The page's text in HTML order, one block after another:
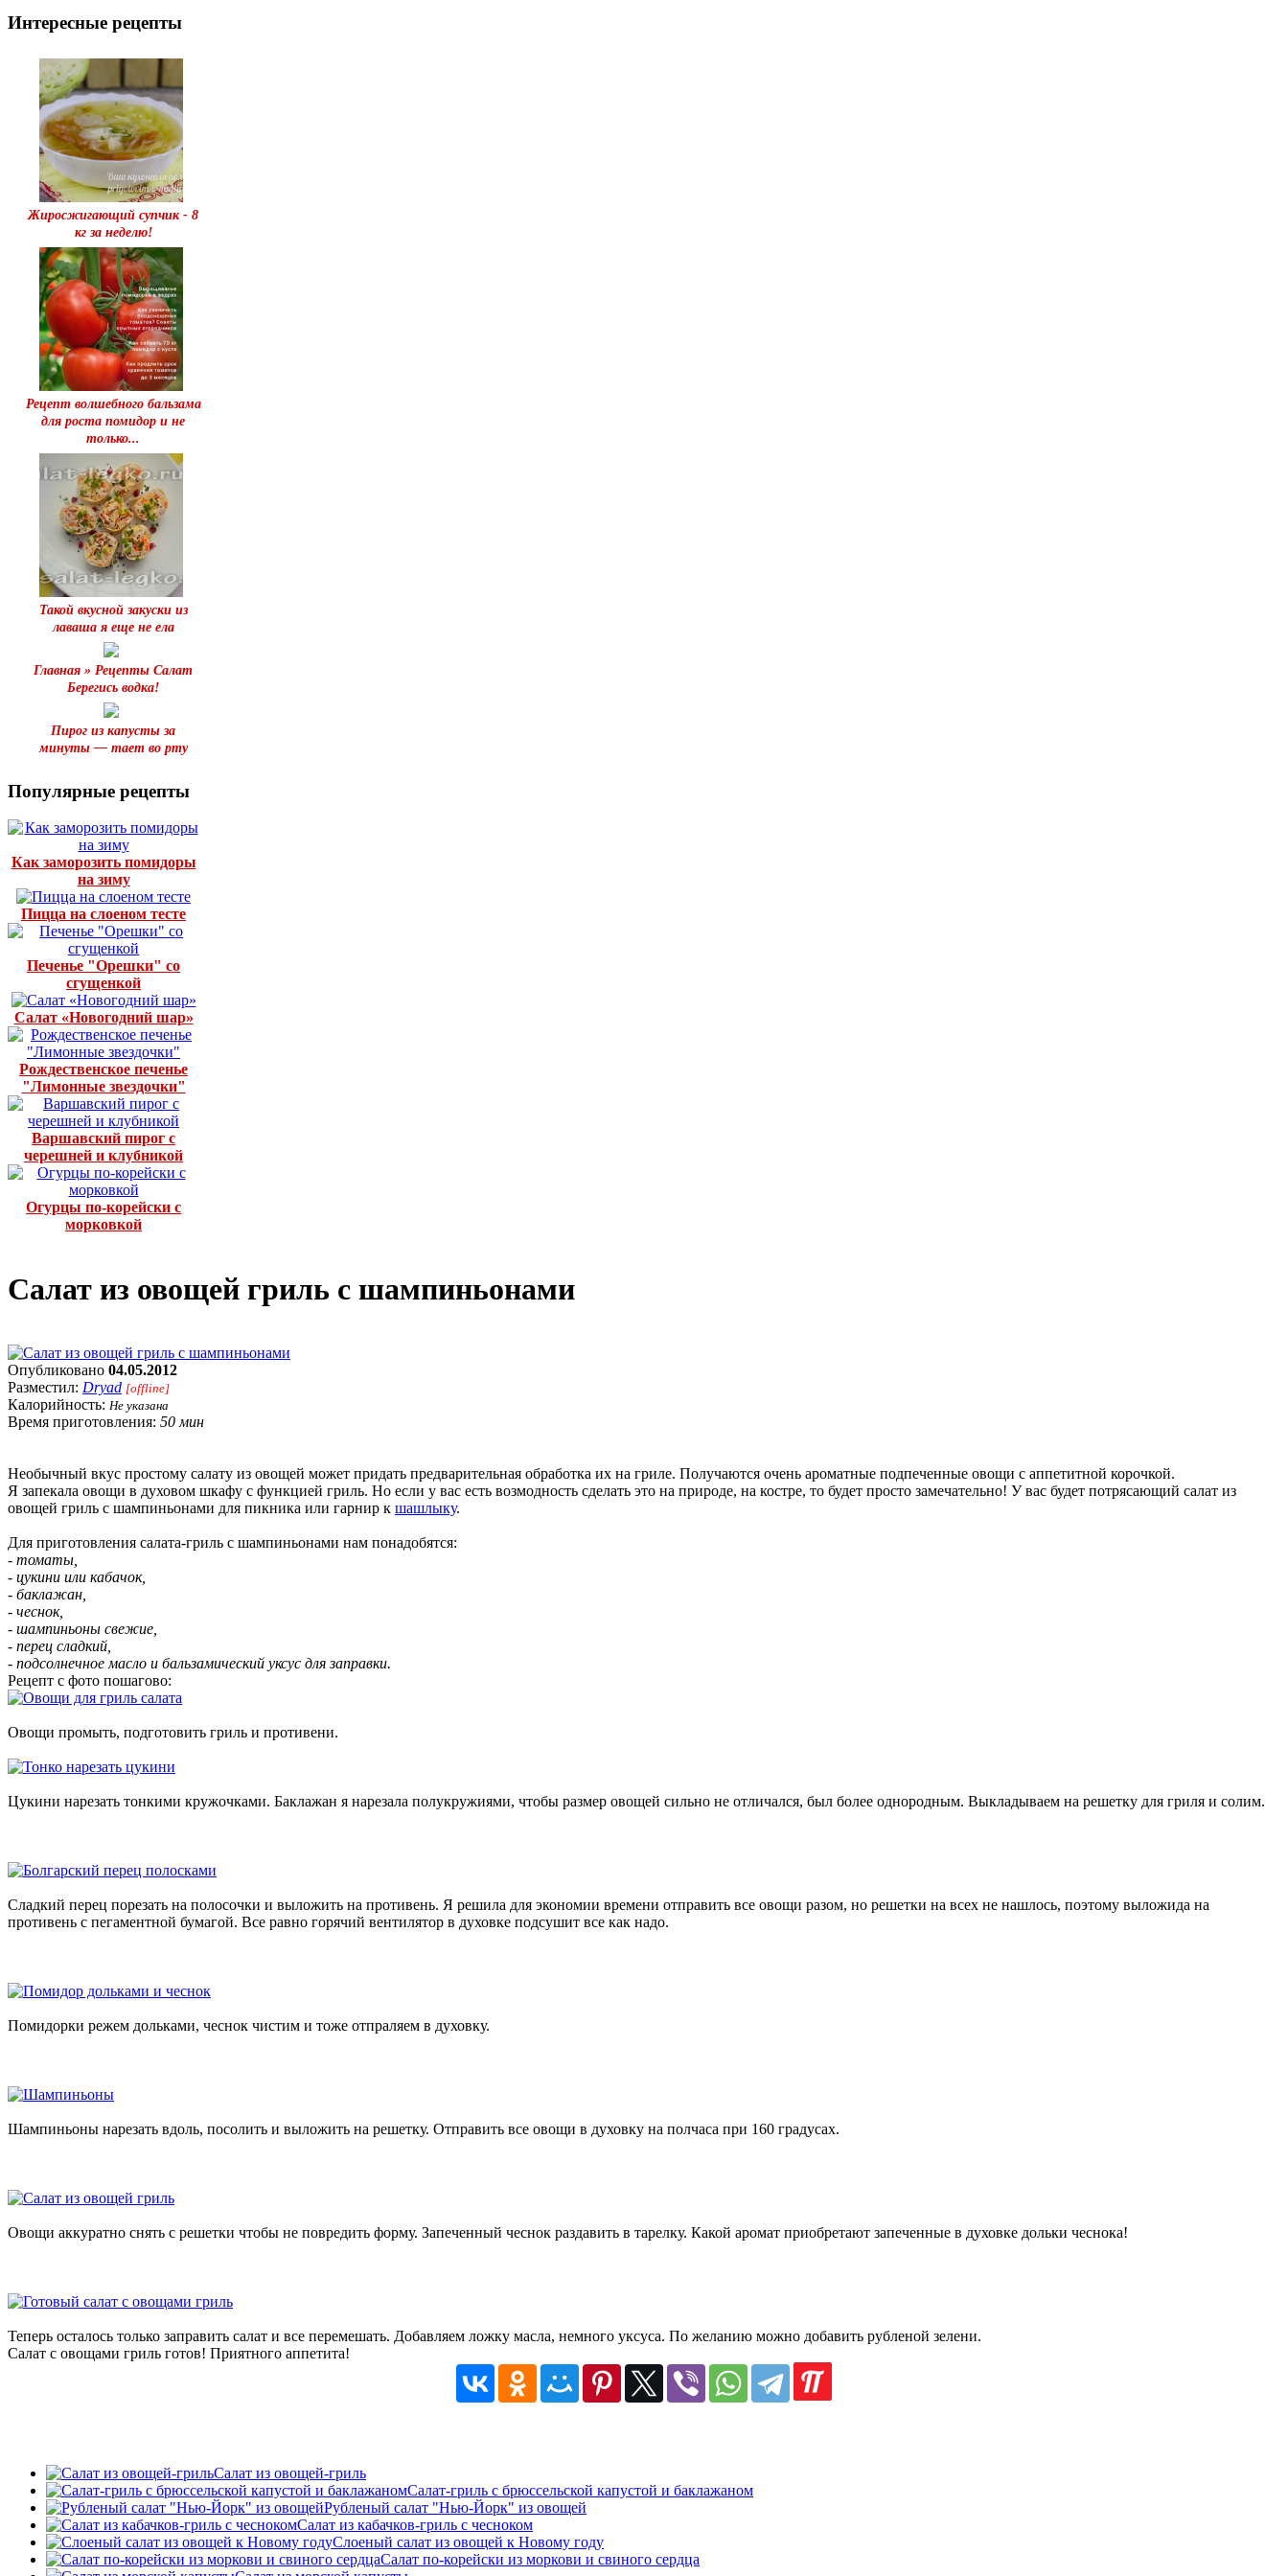
Интересные рецепты
Жиросжигающий супчик - 8
кг за неделю!
Рецепт волшебного бальзама
для роста помидор и не
только...
Такой вкусной закуски из
лаваша я еще не ела
Главная » Рецепты Салат
Берегись водка!
Пирог из капусты за
минуты — тает во рту
Популярные рецепты
Как заморозить помидоры
на зиму
Пицца на слоеном тесте
Печенье "Орешки" со
сгущенкой
Салат «Новогодний шар»
Рождественское печенье
"Лимонные звездочки"
Варшавский пирог с
черешней и клубникой
Огурцы по-корейски с
морковкой
Cалат из овощей гриль с шампиньонами
Опубликовано 04.05.2012
Разместил: Dryad [offline]
Калорийность: Не указана
Время приготовления: 50 мин
Необычный вкус простому салату из овощей может придать предварительная обработка их на гриле. Получаются очень ароматные подпеченные овощи с аппетитной корочкой.
Я запекала овощи в духовом шкафу с функцией гриль. Но если у вас есть возмодность сделать это на природе, на костре, то будет просто замечательно! У вас будет потрясающий салат из
овощей гриль с шампиньонами для пикника или гарнир к шашлыку.
Для приготовления салата-гриль с шампиньонами нам понадобятся:
- томаты,
- цукини или кабачок,
- баклажан,
- чеснок,
- шампиньоны свежие,
- перец сладкий,
- подсолнечное масло и бальзамический уксус для заправки.
Рецепт с фото пошагово:
Овощи промыть, подготовить гриль и противени.
Цукини нарезать тонкими кружочками. Баклажан я нарезала полукружиями, чтобы размер овощей сильно не отличался, был более однородным. Выкладываем на решетку для гриля и солим.
Сладкий перец порезать на полосочки и выложить на противень. Я решила для экономии времени отправить все овощи разом, но решетки на всех не нашлось, поэтому выложида на
противень с пегаментной бумагой. Все равно горячий вентилятор в духовке подсушит все как надо.
Помидорки режем дольками, чеснок чистим и тоже отпраляем в духовку.
Шампиньоны нарезать вдоль, посолить и выложить на решетку. Отправить все овощи в духовку на полчаса при 160 градусах.
Овощи аккуратно снять с решетки чтобы не повредить форму. Запеченный чеснок раздавить в тарелку. Какой аромат приобретают запеченные в духовке дольки чеснока!
Теперь осталось только заправить салат и все перемешать. Добавляем ложку масла, немного уксуса. По желанию можно добавить рубленой зелени.
Салат с овощами гриль готов! Приятного аппетита!
Салат из овощей-гриль
Салат-гриль с брюссельской капустой и баклажаном
Рубленый салат "Нью-Йорк" из овощей
Салат из кабачков-гриль с чесноком
Слоеный салат из овощей к Новому году
Cалат по-корейски из моркови и свиного сердца